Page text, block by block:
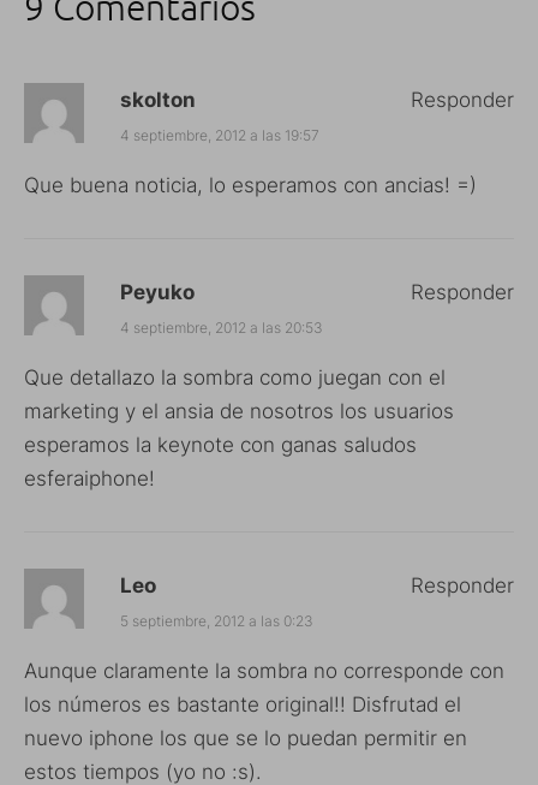
skolton
4 septiembre, 2012 a las 19:57
Que buena noticia, lo esperamos con ancias! =)
Responder
Peyuko
4 septiembre, 2012 a las 20:53
Que detallazo la sombra como juegan con el
marketing y el ansia de nosotros los usuarios
esperamos la keynote con ganas saludos
esferaiphone!
Responder
Leo
5 septiembre, 2012 a las 0:23
Aunque claramente la sombra no corresponde con
los números es bastante original!! Disfrutad el
nuevo iphone los que se lo puedan permitir en
estos tiempos (yo no :s).
Responder